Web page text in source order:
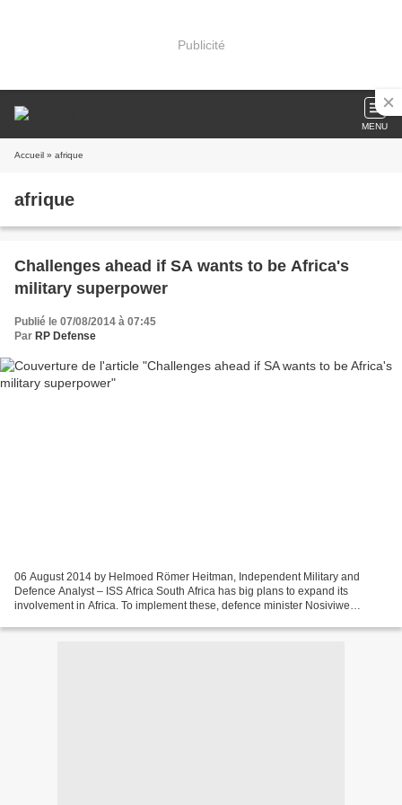
Publicité
MENU
Accueil » afrique
afrique
Challenges ahead if SA wants to be Africa's
military superpower
Publié le 07/08/2014 à 07:45
Par RP Defense
06 August 2014 by Helmoed Römer Heitman, Independent Military and
Defence Analyst – ISS Africa South Africa has big plans to expand its
involvement in Africa. To implement these, defence minister Nosiviwe